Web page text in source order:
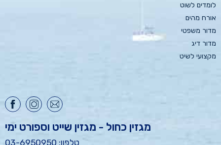
לומדים לשוט
אורח מהים
מדור משפטי
מדור דיג
מקצועי לשיט
מגזין כחול - מגזין שייט וספורט ימי
טלפון: 03-6950950